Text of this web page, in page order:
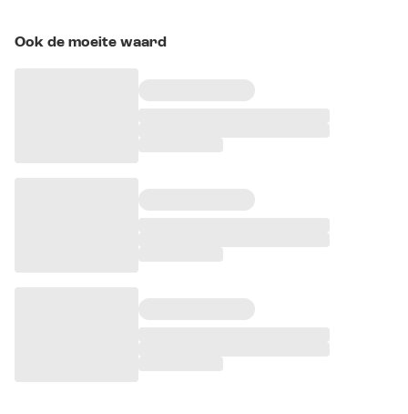
Ook de moeite waard